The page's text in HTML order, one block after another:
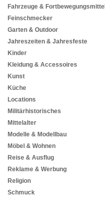
Fahrzeuge & Fortbewegungsmittel
Feinschmecker
Garten & Outdoor
Jahreszeiten & Jahresfeste
Kinder
Kleidung & Accessoires
Kunst
Küche
Locations
Militärhistorisches
Mittelalter
Modelle & Modellbau
Möbel & Wohnen
Reise & Ausflug
Reklame & Werbung
Religion
Schmuck